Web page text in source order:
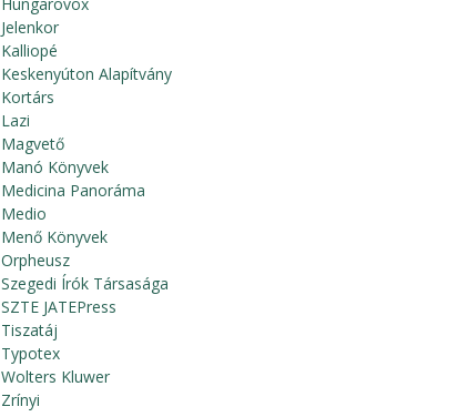
Jelenkor
Kalliopé
Keskenyúton Alapítvány
Kortárs
Lazi
Magvető
Manó Könyvek
Medicina Panoráma
Medio
Menő Könyvek
Orpheusz
Szegedi Írók Társasága
SZTE JATEPress
Tiszatáj
Typotex
Wolters Kluwer
Zrínyi